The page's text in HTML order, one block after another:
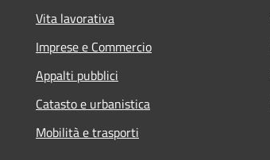
Vita lavorativa
Imprese e Commercio
Appalti pubblici
Catasto e urbanistica
Mobilità e trasporti